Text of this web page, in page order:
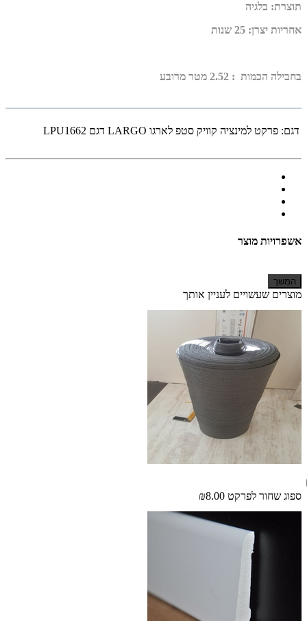
תוצרת: בלגיה
אחריות יצרן: 25 שנות
בחבילה הכמות : 2.52 מטר מרובע
דגם: פרקט למינציה קוויק סטפ לארגו LARGO דגם LPU1662
אשפרויות מוצר
המשך
מוצרים שעשויים לעניין אותך
ספוג שחור לפרקט ₪8.00